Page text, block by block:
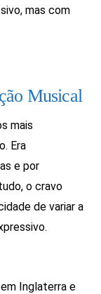
mas com
Musical
mais
Era
e por
o cravo
de variar a
Inglaterra e